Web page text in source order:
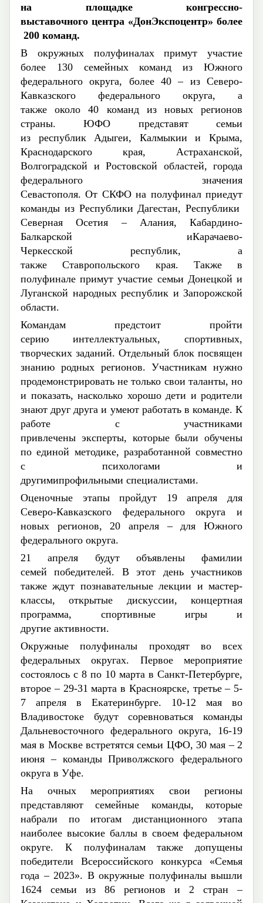
на
площадке конгрессно-
выставочного центра «ДонЭкспоцентр» более
200 команд.
В окружных полуфиналахпримут участие
более 130 семейных команд из Южного
федерального округа, более 40– изСеверо-
Кавказского федерального округа, а
такжеоколо 40 команд из новых регионов
страны.
ЮФО представят семьи
из республик Адыгеи, Калмыкии и Крыма,
Краснодарского края, Астраханской,
Волгоградской и Ростовской областей, города
федерального значения
Севастополя.От СКФОна полуфинал приедут
команды из Республики Дагестан, Республики
Северная Осетия – Алания, Кабардино-
Балкарской иКарачаево-
Черкесской республик, а
такжеСтавропольского края. Также в
полуфинале примут участие семьи Донецкой и
Луганской народных республик и Запорожской
области.
Командам предстоит пройти
серию интеллектуальных, спортивных,
творческих заданий. Отдельный блок посвящен
знанию родных регионов. Участникам нужно
продемонстрировать не только свои таланты, но
и показать, насколько хорошо дети и родители
знают друг друга и умеют работать в команде. К
работе с участниками
привлечены эксперты, которые были обучены
по единой методике, разработанной совместно
с психологами и
другимипрофильными специалистами.
Оценочные этапыпройдут 19 апреля для
Северо-Кавказского федерального округа и
новых регионов, 20 апреля – для Южного
федерального округа.
21 апреля будут объявлены фамилии
семей победителей. В этот день участников
также ждут познавательные лекции и мастер-
классы, открытые дискуссии, концертная
программа, спортивные игры и
другие активности.
Окружные полуфиналы проходят во всех
федеральных округах. Первое мероприятие
состоялось с 8 по 10 марта в Санкт-Петербурге,
второе– 29-31 марта в Красноярске, третье – 5-
7 апреля в Екатеринбурге. 10-12 мая во
Владивостоке будут соревноваться команды
Дальневосточного федерального округа, 16-19
мая в Москве встретятся семьи ЦФО, 30 мая–2
июня – команды Приволжского федерального
округа в Уфе.
На очных мероприятиях свои регионы
представляют семейные команды, которые
набрали по итогам дистанционного этапа
наиболее высокие баллы в своем федеральном
округе. К полуфиналам также допущены
победители Всероссийского конкурса «Семья
года – 2023». В окружные полуфиналы вышли
1624 семьи из 86 регионов и 2 стран –